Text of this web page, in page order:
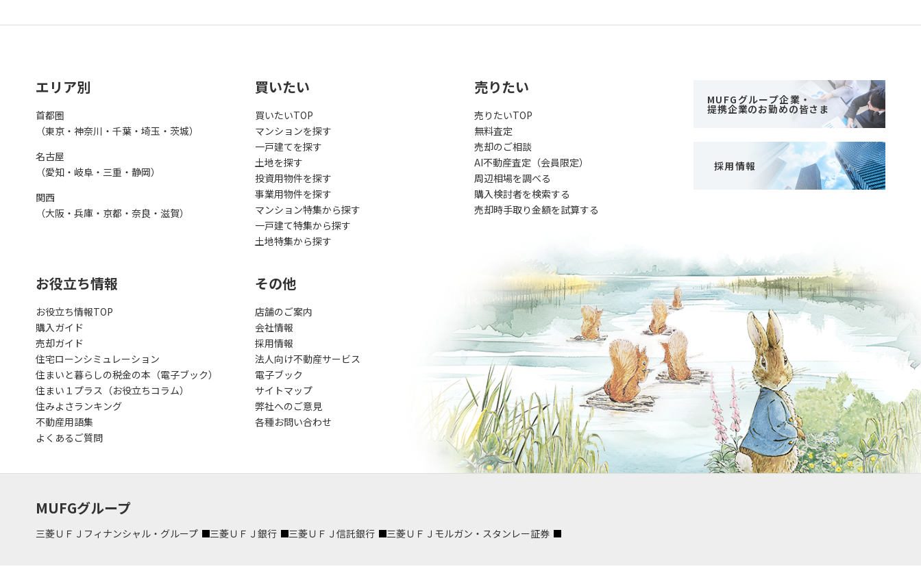
エリア別
首都圏
（東京・神奈川・千葉・埼玉・茨城）
名古屋
（愛知・岐阜・三重・静岡）
関西
（大阪・兵庫・京都・奈良・滋賀）
買いたい
買いたいTOP
マンションを探す
一戸建てを探す
土地を探す
投資用物件を探す
事業用物件を探す
マンション特集から探す
一戸建て特集から探す
土地特集から探す
売りたい
売りたいTOP
無料査定
売却のご相談
AI不動産査定（会員限定）
周辺相場を調べる
購入検討者を検索する
売却時手取り金額を試算する
MUFGグループ企業・
提携企業のお勤めの皆さま
採用情報
お役立ち情報
お役立ち情報TOP
購入ガイド
売却ガイド
住宅ローンシミュレーション
住まいと暮らしの税金の本（電子ブック）
住まい１プラス（お役立ちコラム）
住みよさランキング
不動産用語集
よくあるご質問
その他
店舗のご案内
会社情報
採用情報
法人向け不動産サービス
電子ブック
サイトマップ
弊社へのご意見
各種お問い合わせ
MUFGグループ
三菱ＵＦＪフィナンシャル・グループ 三菱ＵＦＪ銀行 三菱ＵＦＪ信託銀行 三菱ＵＦＪモルガン・スタンレー証券